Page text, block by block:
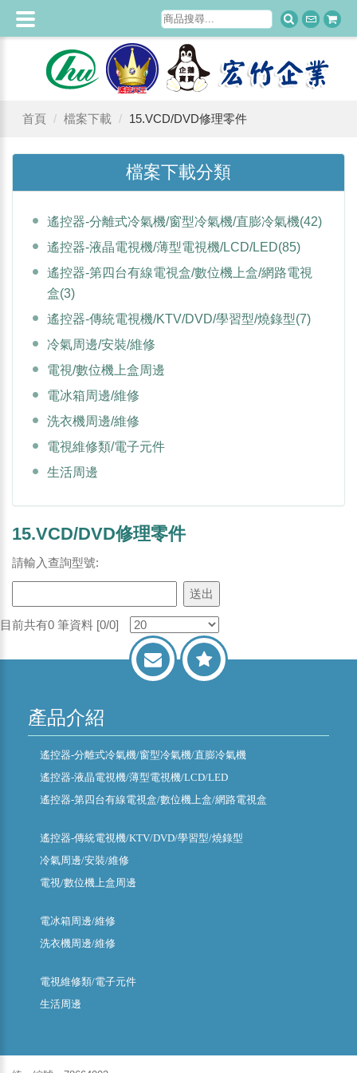
首頁 檔案下載 15.VCD/DVD修理零件
檔案下載分類
遙控器-分離式冷氣機/窗型冷氣機/直膨冷氣機(42)
遙控器-液晶電視機/薄型電視機/LCD/LED(85)
遙控器-第四台有線電視盒/數位機上盒/網路電視
盒(3)
遙控器-傳統電視機/KTV/DVD/學習型/燒錄型(7)
冷氣周邊/安裝/維修
電視/數位機上盒周邊
電冰箱周邊/維修
洗衣機周邊/維修
電視維修類/電子元件
生活周邊
15.VCD/DVD修理零件
請輸入查詢型號:
目前共有0 筆資料 [0/0]
產品介紹
遙控器-分離式冷氣機/窗型冷氣機/直膨冷氣機
遙控器-液晶電視機/薄型電視機/LCD/LED
遙控器-第四台有線電視盒/數位機上盒/網路電視盒
遙控器-傳統電視機/KTV/DVD/學習型/燒錄型
冷氣周邊/安裝/維修
電視/數位機上盒周邊
電冰箱周邊/維修
洗衣機周邊/維修
電視維修類/電子元件
生活周邊